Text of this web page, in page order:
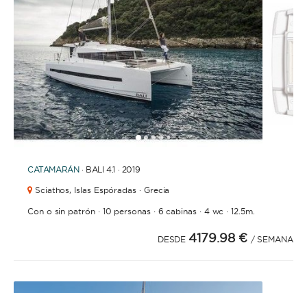
12345
CATAMARÁN · BALI 4.1 · 2019
Sciathos, Islas Espóradas · Grecia
Con o sin patrón· 10 personas· 6 cabinas· 4 wc ·12.5m.
DESDE 4179.98 € / SEMANA